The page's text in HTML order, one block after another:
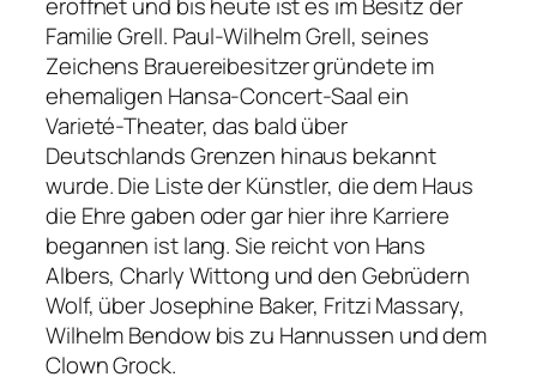
eröffnet und bis heute ist es im Besitz der
Familie Grell. Paul-Wilhelm Grell, seines
Zeichens Brauereibesitzer gründete im
ehemaligen Hansa-Concert-Saal ein
Varieté-Theater, das bald über
Deutschlands Grenzen hinaus bekannt
wurde. Die Liste der Künstler, die dem Haus
die Ehre gaben oder gar hier ihre Karriere
begannen ist lang. Sie reicht von Hans
Albers, Charly Wittong und den Gebrüdern
Wolf, über Josephine Baker, Fritzi Massary,
Wilhelm Bendow bis zu Hannussen und dem
Clown Grock.